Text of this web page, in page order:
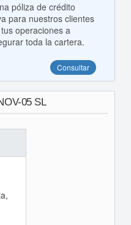
póliza de crédito
para nuestros clientes
operaciones a
toda la cartera.
Consultar
05 SL